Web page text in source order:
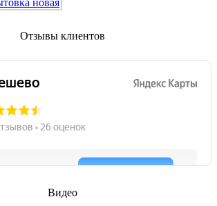
Отзывы клиентов
Видео